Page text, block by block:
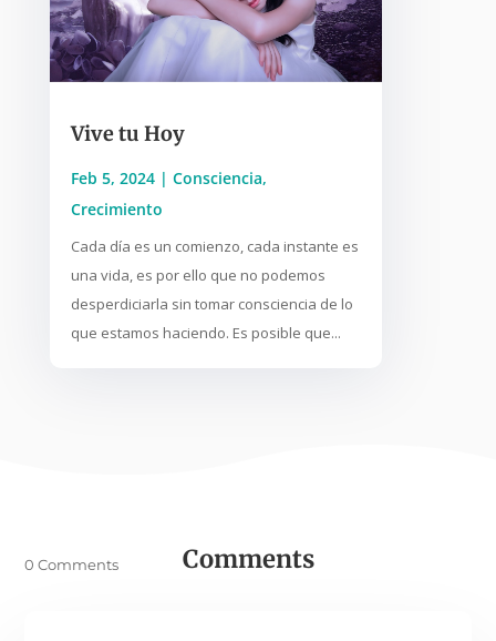
Vive tu Hoy
Feb 5, 2024| Consciencia,
Crecimiento
Cada día es un comienzo, cada instante es
una vida, es por ello que no podemos
desperdiciarla sin tomar consciencia de lo
que estamos haciendo. Es posible que...
Comments
0 Comments